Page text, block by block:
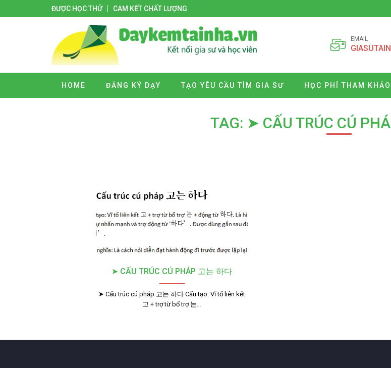
ĐƯỢC HỌC THỬ CAM KẾT CHẤT LƯỢNG
EMAIL
HOME ĐĂNG KÝ DẠY TẠO YÊU CẦU TÌM GIA SƯ HỌC PHÍ THAM KHẢO
TAG: ➤ CẤU TRÚC CÚ
➤ CẤU TRÚC CÚ PHÁP 고는 하다
➤ Cấu trúc cú pháp 고는 하다 Cấu tạo: Vĩ tố liên kết
고 + trợ từ bổ trợ 는…